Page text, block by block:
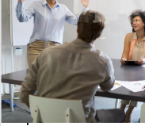
Versión beta pública:
perfiles de clientes